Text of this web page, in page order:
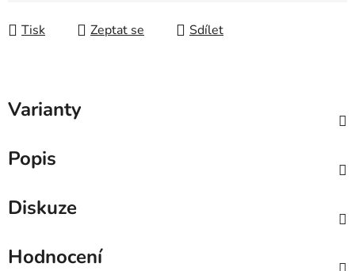
Tisk
Zeptat se Sdílet
Varianty
Popis
Diskuze
Hodnocení